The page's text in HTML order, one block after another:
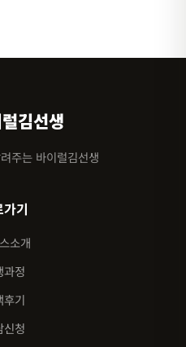
김선생
주는 바이럴김선생
기
소개
과정
후기
신청